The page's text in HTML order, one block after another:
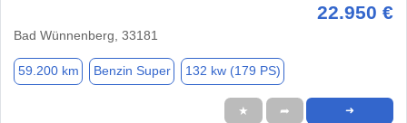
22.950 €
Bad Wünnenberg, 33181
59.200 km Benzin Super 132 kw (179 PS)
★ ➦ ➜